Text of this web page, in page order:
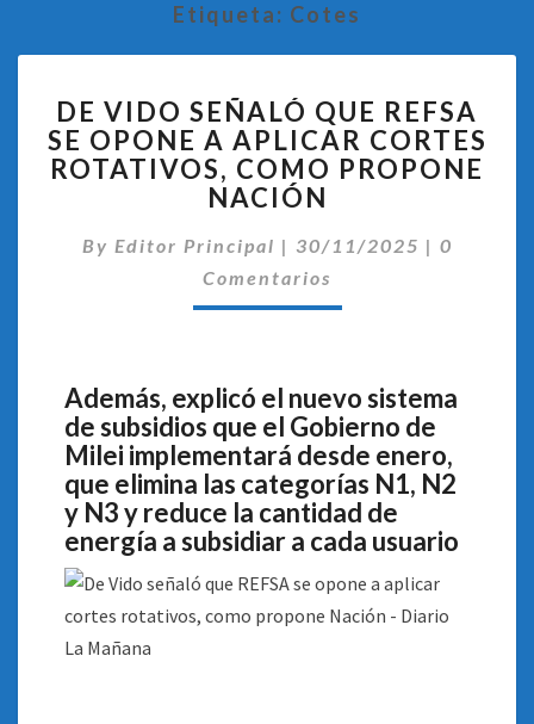
Etiqueta: Cotes
VIDO
SEÑALÓ
QUE
REFSA
OPONE
A
PROPONE
NACIÓN
DE VIDO SEÑALÓ QUE REFSA
SE OPONE A APLICAR CORTES
ROTATIVOS, COMO PROPONE
NACIÓN
By Editor Principal | 30/11/2025 | 0
Comentarios
Además, explicó el nuevo sistema
de subsidios que el Gobierno de
Milei implementará desde enero,
que elimina las categorías N1, N2
y N3 y reduce la cantidad de
energía a subsidiar a cada usuario